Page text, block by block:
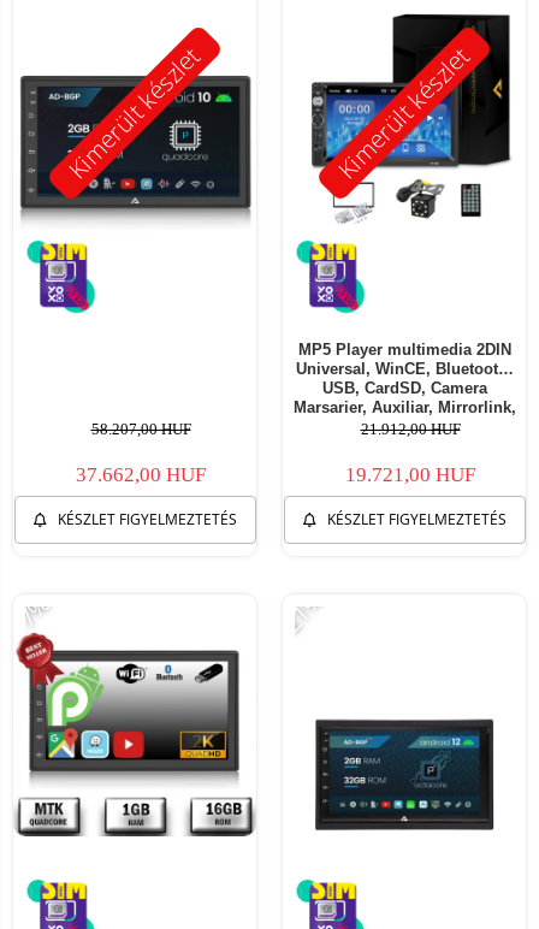
Kimerült készlet
58.207,00 HUF
37.662,00 HUF
KÉSZLET FIGYELMEZTETÉS
Kimerült készlet
MP5 Player multimedia 2DIN
Universal, WinCE, Bluetooth,
USB, CardSD, Camera
Marsarier, Auxiliar, Mirrorlink,
Touchscreen, - AD-BGP7010b
21.912,00 HUF
19.721,00 HUF
KÉSZLET FIGYELMEZTETÉS
-7% -21%